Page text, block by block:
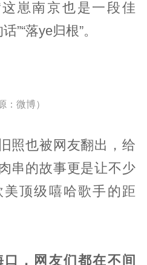
这崽南京也是一段佳
”“落ye归根”。
：微博）
照也被网友翻出，给
串的故事更是让不少
顶级嘻哈歌手的距
，网友们都在不间